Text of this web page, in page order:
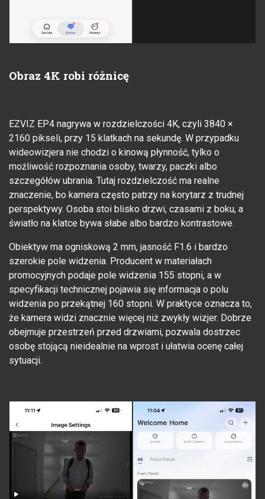
Obraz 4K robi różnicę
EZVIZ EP4 nagrywa w rozdzielczości 4K, czyli 3840 ×
2160 pikseli, przy 15 klatkach na sekundę. W przypadku
wideowizjera nie chodzi o kinową płynność, tylko o
możliwość rozpoznania osoby, twarzy, paczki albo
szczegółów ubrania. Tutaj rozdzielczość ma realne
znaczenie, bo kamera często patrzy na korytarz z trudnej
perspektywy. Osoba stoi blisko drzwi, czasami z boku, a
światło na klatce bywa słabe albo bardzo kontrastowe.
Obiektyw ma ogniskową 2 mm, jasność F1.6 i bardzo
szerokie pole widzenia. Producent w materiałach
promocyjnych podaje pole widzenia 155 stopni, a w
specyfikacji technicznej pojawia się informacja o polu
widzenia po przekątnej 160 stopni. W praktyce oznacza to,
że kamera widzi znacznie więcej niż zwykły wizjer. Dobrze
obejmuje przestrzeń przed drzwiami, pozwala dostrzec
osobę stojącą nieidealnie na wprost i ułatwia ocenę całej
sytuacji.